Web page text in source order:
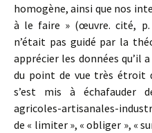
homogène, ainsi que nos
à le faire » (œuvre. cité, p.
n’était pas guidé par la
apprécier les données qu’il
du point de vue très étroit
s’est mis à échafauder
agricoles-artisanales-
de « limiter », « obliger », «